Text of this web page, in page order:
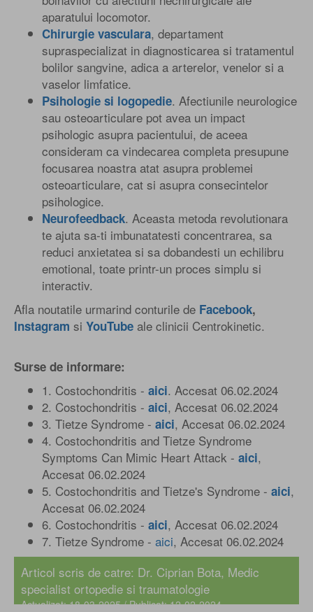
aparatului locomotor.
Chirurgie vasculara, departament
supraspecializat in diagnosticarea si tratamentul
bolilor sangvine, adica a arterelor, venelor si a
vaselor limfatice.
Psihologie si logopedie. Afectiunile neurologice
sau osteoarticulare pot avea un impact
psihologic asupra pacientului, de aceea
consideram ca vindecarea completa presupune
focusarea noastra atat asupra problemei
osteoarticulare, cat si asupra consecintelor
psihologice.
Neurofeedback. Aceasta metoda revolutionara
te ajuta sa-ti imbunatatesti concentrarea, sa
reduci anxietatea si sa dobandesti un echilibru
emotional, toate printr-un proces simplu si
interactiv.
Afla noutatile urmarind conturile de Facebook,
Instagram si YouTube ale clinicii Centrokinetic.
Surse de informare:
1. Costochondritis - aici. Accesat 06.02.2024
2. Costochondritis - aici, Accesat 06.02.2024
3. Tietze Syndrome - aici, Accesat 06.02.2024
4. Costochondritis and Tietze Syndrome
Symptoms Can Mimic Heart Attack - aici,
Accesat 06.02.2024
5. Costochondritis and Tietze's Syndrome - aici,
Accesat 06.02.2024
6. Costochondritis - aici, Accesat 06.02.2024
7. Tietze Syndrome - aici, Accesat 06.02.2024
Articol scris de catre: Dr. Ciprian Bota, Medic
specialist ortopedie si traumatologie
Actualizat: 18-03-2025 / Publicat: 12-02-2024